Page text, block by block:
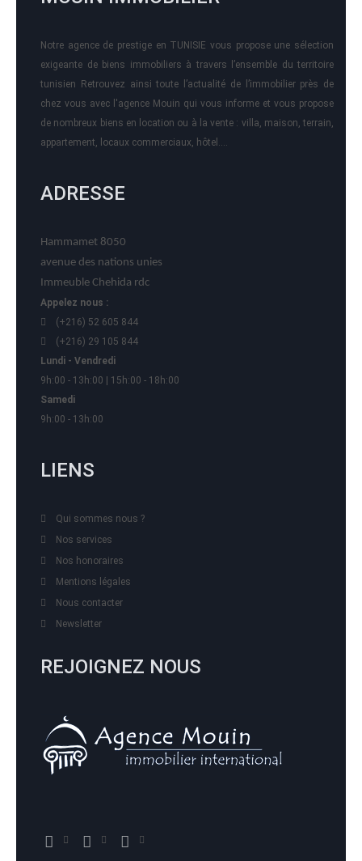
Notre agence de prestige en TUNISIE vous propose une sélection
exigeante de biens immobiliers à travers l’ensemble du territoire
tunisien Retrouvez ainsi toute l’actualité de l’immobilier près de
chez vous avec l'agence Mouin qui vous informe et vous propose
de nombreux biens en location ou à la vente : villa, maison, terrain,
appartement, locaux commerciaux, hôtel….
ADRESSE
Hammamet 8050
avenue des nations unies
Immeuble Chehida rdc
Appelez nous :
(+216) 52 605 844
(+216) 29 105 844
Lundi - Vendredi
9h:00 - 13h:00 | 15h:00 - 18h:00
Samedi
9h:00 - 13h:00
LIENS
Qui sommes nous ?
Nos services
Nos honoraires
Mentions légales
Nous contacter
Newsletter
REJOIGNEZ NOUS